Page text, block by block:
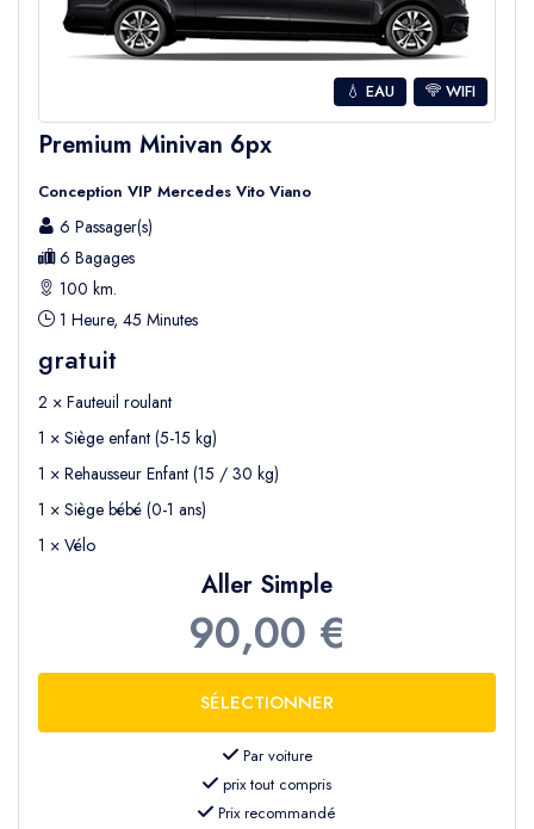
💧 EAU WIFI
Premium Minivan 6px
Conception VIP Mercedes Vito Viano
6 Passager(s)
6 Bagages
100 km.
1 Heure, 45 Minutes
gratuit
2 × Fauteuil roulant
1 × Siège enfant (5-15 kg)
1 × Rehausseur Enfant (15 / 30 kg)
1 × Siège bébé (0-1 ans)
1 × Vélo
Aller Simple
90,00 €
Par voiture
prix tout compris
Prix recommandé